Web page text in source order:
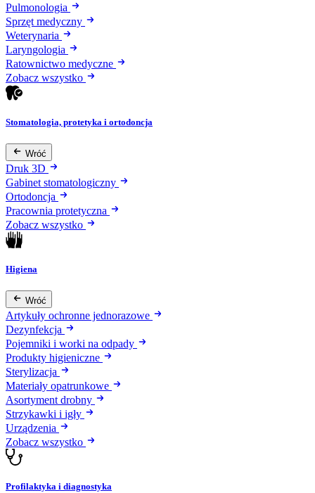
Pulmonologia
Sprzęt medyczny
Weterynaria
Laryngologia
Ratownictwo medyczne
Zobacz wszystko
Stomatologia, protetyka i ortodoncja
Wróć
Druk 3D
Gabinet stomatologiczny
Ortodoncja
Pracownia protetyczna
Zobacz wszystko
Higiena
Wróć
Artykuły ochronne jednorazowe
Dezynfekcja
Pojemniki i worki na odpady
Produkty higieniczne
Sterylizacja
Materiały opatrunkowe
Asortyment drobny
Strzykawki i igły
Urządzenia
Zobacz wszystko
Profilaktyka i diagnostyka